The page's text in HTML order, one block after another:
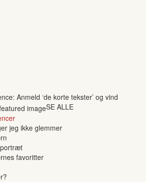
Anmeld ‘de korte tekster’ og vind
SE ALLE
jeg ikke glemmer
favoritter